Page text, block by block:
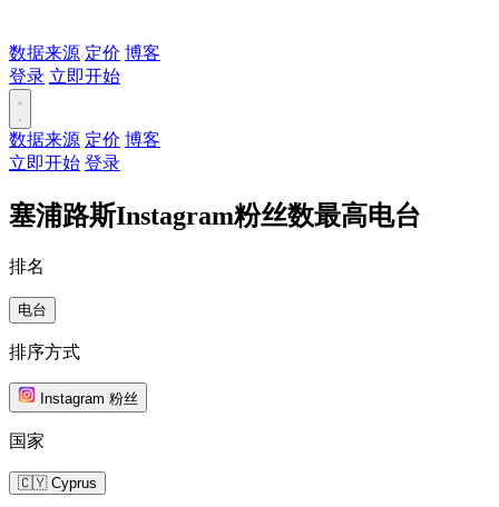
数据来源 定价 博客
登录 立即开始
数据来源 定价 博客
立即开始 登录
塞浦路斯Instagram粉丝数最高电台
排名
电台
排序方式
Instagram 粉丝
国家
🇨🇾 Cyprus